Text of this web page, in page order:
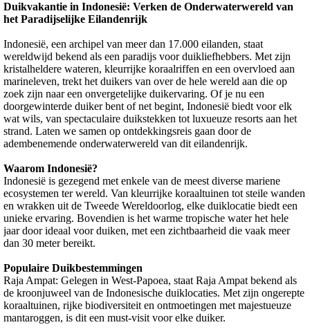
Duikvakantie in Indonesië: Verken de Onderwaterwereld van
het Paradijselijke Eilandenrijk
Indonesië, een archipel van meer dan 17.000 eilanden, staat
wereldwijd bekend als een paradijs voor duikliefhebbers. Met zijn
kristalheldere wateren, kleurrijke koraalriffen en een overvloed aan
marineleven, trekt het duikers van over de hele wereld aan die op
zoek zijn naar een onvergetelijke duikervaring. Of je nu een
doorgewinterde duiker bent of net begint, Indonesië biedt voor elk
wat wils, van spectaculaire duikstekken tot luxueuze resorts aan het
strand. Laten we samen op ontdekkingsreis gaan door de
adembenemende onderwaterwereld van dit eilandenrijk.
Waarom Indonesië?
Indonesië is gezegend met enkele van de meest diverse mariene
ecosystemen ter wereld. Van kleurrijke koraaltuinen tot steile wanden
en wrakken uit de Tweede Wereldoorlog, elke duiklocatie biedt een
unieke ervaring. Bovendien is het warme tropische water het hele
jaar door ideaal voor duiken, met een zichtbaarheid die vaak meer
dan 30 meter bereikt.
Populaire Duikbestemmingen
Raja Ampat: Gelegen in West-Papoea, staat Raja Ampat bekend als
de kroonjuweel van de Indonesische duiklocaties. Met zijn ongerepte
koraaltuinen, rijke biodiversiteit en ontmoetingen met majestueuze
mantaroggen, is dit een must-visit voor elke duiker.